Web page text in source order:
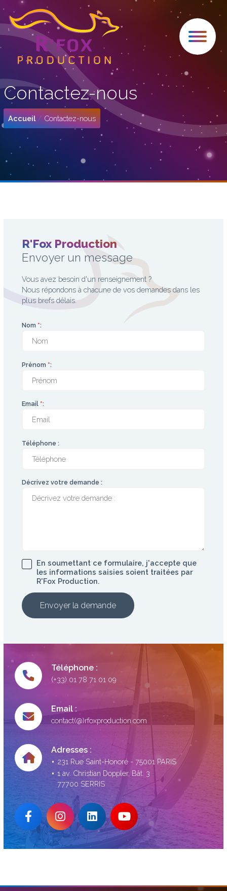
Contactez-nous
Accueil Contactez-nous
Téléphone :
(+33) 01 78 71 01 09
Email :
contact(@)rfoxproduction.com
Adresses :
231 Rue Saint-Honoré - 75001 PARIS
1 av. Christian Doppler, Bât. 3
77700 SERRIS
R'Fox Production
Envoyer un message
Vous avez besoin d'un renseignement ?
Nous répondons à chacune de vos demandes dans les
plus brefs délais.
Nom *:
Prénom *:
Email *:
Téléphone :
Décrivez votre demande :
En soumettant ce formulaire, j'accepte que
les informations saisies soient traitées par
R'Fox Production.
Envoyer la demande